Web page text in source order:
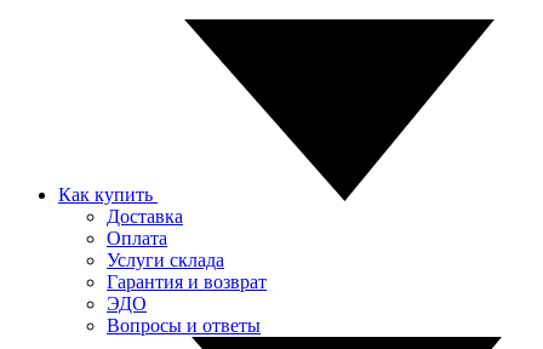
Как купить
Доставка
Оплата
Услуги склада
Гарантия и возврат
ЭДО
Вопросы и ответы